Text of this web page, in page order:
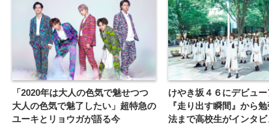
「2020年は大人の色気で魅せつつ
大人の色気で魅了したい」超特急の
ユーキとリョウガが語る今
けやき坂４６にデビュ
『走り出す瞬間』から
法まで高校生がインタ